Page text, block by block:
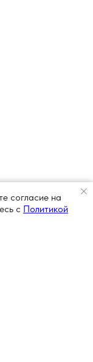
согласие на
с Политикой